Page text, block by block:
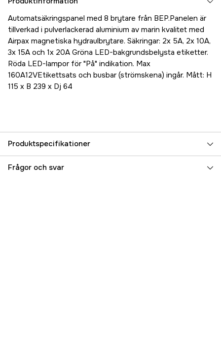
Automatsäkringspanel med 8 brytare från BEP.Panelen är
tillverkad i pulverlackerad aluminium av marin kvalitet med
Airpax magnetiska hydraulbrytare. Säkringar: 2x 5A, 2x 10A,
3x 15A och 1x 20A Gröna LED-bakgrundsbelysta etiketter.
Röda LED-lampor för "På" indikation. Max
160A12VEtikettsats och busbar (strömskena) ingår. Mått: H
115 x B 239 x Dj 64
Produktspecifikationer
Referensnummer 5000022051
Frågor och svar